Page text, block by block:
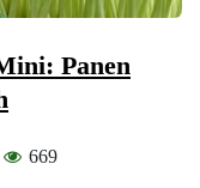
Panen
669